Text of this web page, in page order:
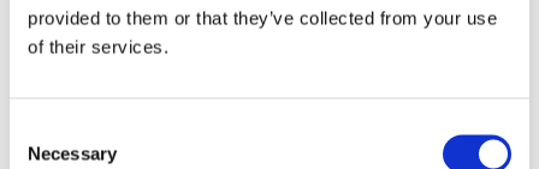
provided to them or that they’ve collected from your use
of their services.
Selection
Necessary
WIGGLE CAR RIDE ON YELLOW
TRIKE STARS BALANCE BIKE LIGHT